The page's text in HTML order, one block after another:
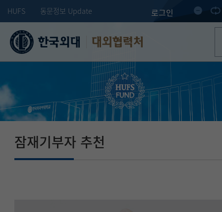
HUFS 동문정보 Update 로그인
대외협력처
잠재기부자 추천